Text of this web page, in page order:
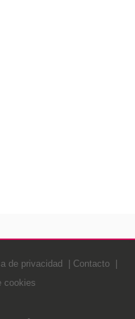
de privacidad
Contacto
cookies